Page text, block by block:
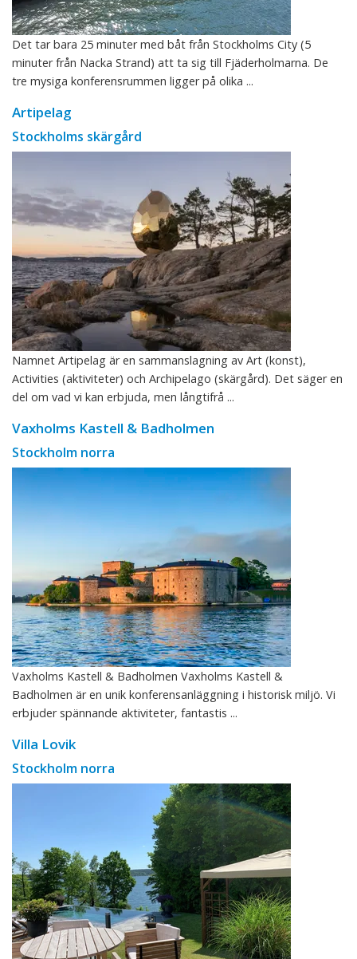
Det tar bara 25 minuter med båt från Stockholms City (5
minuter från Nacka Strand) att ta sig till Fjäderholmarna. De
tre mysiga konferensrummen ligger på olika ...
Artipelag
Stockholms skärgård
Namnet Artipelag är en sammanslagning av Art (konst),
Activities (aktiviteter) och Archipelago (skärgård). Det säger en
del om vad vi kan erbjuda, men långtifrå ...
Vaxholms Kastell & Badholmen
Stockholm norra
Vaxholms Kastell & Badholmen Vaxholms Kastell &
Badholmen är en unik konferensanläggning i historisk miljö. Vi
erbjuder spännande aktiviteter, fantastis ...
Villa Lovik
Stockholm norra